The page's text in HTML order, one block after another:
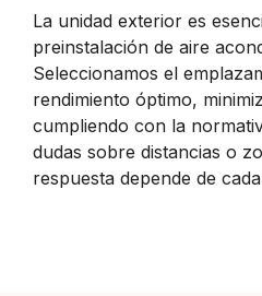
La unidad exterior es
preinstalación de aire
Seleccionamos el
rendimiento óptimo,
cumpliendo con la
dudas sobre distancias o
respuesta depende de